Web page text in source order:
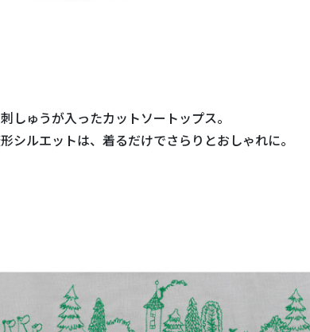
しゅうが入ったカットソートップス。
シルエットは、着るだけでさらりとおしゃれに。